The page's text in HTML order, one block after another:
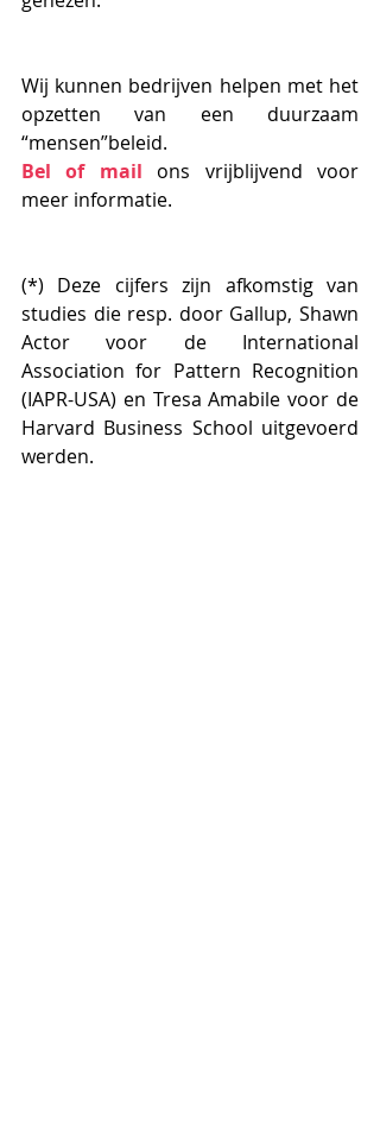
Wij kunnen bedrijven helpen met het
opzetten van een duurzaam
“mensen”beleid.
Bel of mail ons vrijblijvend voor
meer informatie.
(*) Deze cijfers zijn afkomstig van
studies die resp. door Gallup, Shawn
Actor voor de International
Association for Pattern Recognition
(IAPR-USA) en Tresa Amabile voor de
Harvard Business School uitgevoerd
werden.